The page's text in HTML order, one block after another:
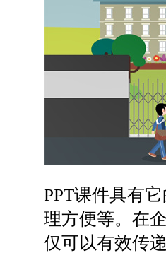
PPT课件具有
理方便等。在
仅可以有效传